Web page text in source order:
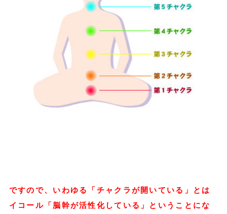
ですので、いわゆる「チャクラが開いている」とは
イコール「脳幹が活性化している」ということにな